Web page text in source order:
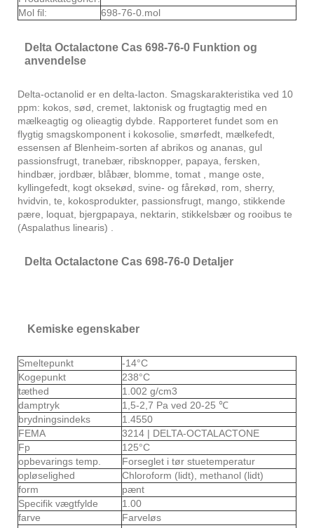
Mol fil:
698-76-0.mol
Delta Octalactone Cas 698-76-0 Funktion og
anvendelse
Delta-octanolid er en delta-lacton. Smagskarakteristika ved 10
ppm: kokos, sød, cremet, laktonisk og frugtagtig med en
mælkeagtig og olieagtig dybde. Rapporteret fundet som en
flygtig smagskomponent i kokosolie, smørfedt, mælkefedt,
essensen af ​​Blenheim-sorten af ​​abrikos og ananas, gul
passionsfrugt, tranebær, ribsknopper, papaya, fersken,
hindbær, jordbær, blåbær, blomme, tomat , mange oste,
kyllingefedt, kogt oksekød, svine- og fårekød, rom, sherry,
hvidvin, te, kokosprodukter, passionsfrugt, mango, stikkende
pære, loquat, bjergpapaya, nektarin, stikkelsbær og rooibus te
(Aspalathus linearis) .
Delta Octalactone Cas 698-76-0 Detaljer
Kemiske egenskaber
Smeltepunkt
-14°C
Kogepunkt
238°C
tæthed
1.002 g/cm3
damptryk
1,5-2,7 Pa ved 20-25 ℃
brydningsindeks
1.4550
FEMA
3214 | DELTA-OCTALACTONE
Fp
125°C
opbevarings temp.
Forseglet i tør stuetemperatur
opløselighed
Chloroform (lidt), methanol (lidt)
form
pænt
Specifik vægtfylde
1.00
farve
Farveløs